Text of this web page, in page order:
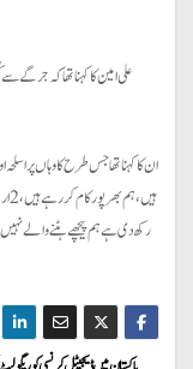
علی امین کا کہنا تھا کہ جرگے
ان کا کہنا تھا جس طرح کا وہاں پر
رکھ دی ہے ہم پیچھے ہٹنے والے